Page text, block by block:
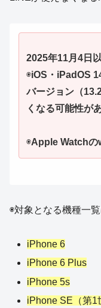
2025年11月4日
◉iOS・iPadOS
バージョン（
くなる可能性が
◉Apple Watchの
◉対象となる機種一覧
iPhone 6
iPhone 6 Plus
iPhone 5s
iPhone SE（第1